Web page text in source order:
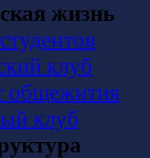
жизнь
клуб
общежития
клуб